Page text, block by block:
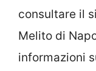
consultare il
Melito di
informazioni